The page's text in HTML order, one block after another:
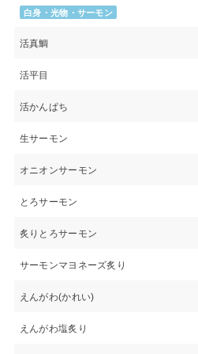
白身・光物・サーモン
活真鯛
活平目
活かんぱち
生サーモン
オニオンサーモン
とろサーモン
炙りとろサーモン
サーモンマヨネーズ炙り
えんがわ(かれい)
えんがわ塩炙り